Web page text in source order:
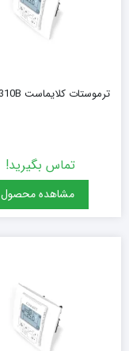
ترموستات کلایماست CLX 7310B
تماس بگیرید!
مشاهده محصول